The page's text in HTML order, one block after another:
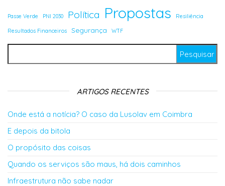
Passe Verde PNI 2030 Política Propostas Resiliência
Resultados Financeiros Segurança WTF
ARTIGOS RECENTES
Onde está a notícia? O caso da Lusolav em Coimbra
E depois da bitola
O propósito das coisas
Quando os serviços são maus, há dois caminhos
Infraestrutura não sabe nadar